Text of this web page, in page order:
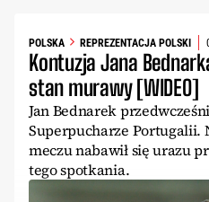
POLSKA REPREZENTACJA POLSKI
Kontuzja Jana
stan murawy [WIDEO]
Jan Bednarek
Superpucharze Portugalii.
meczu nabawił się urazu
tego spotkania.